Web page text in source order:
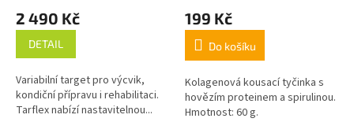
2 490 Kč
DETAIL
Variabilní target pro výcvik,
kondiční přípravu i rehabilitaci.
Tarflex nabízí nastavitelnou...
199 Kč
Do košíku
Kolagenová kousací tyčinka s
hovězím proteinem a spirulinou.
Hmotnost: 60 g.